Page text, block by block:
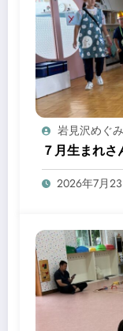
岩見沢めぐ
７月生まれ
2026年7月